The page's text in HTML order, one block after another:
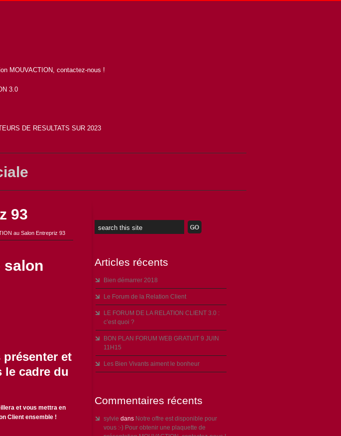
MOUVACTION, contactez-nous !
3.0
DE RESULTATS SUR 2023
93
au Salon Entrepriz 93
salon
présenter et
le cadre du
et vous mettra en
Client ensemble !
Articles récents
Bien démarrer 2018
Le Forum de la Relation Client
LE FORUM DE LA RELATION CLIENT 3.0 :
c’est quoi ?
BON PLAN FORUM WEB GRATUIT 9 JUIN
11H15
Les Bien Vivants aiment le bonheur
Commentaires récents
sylvie dans Notre offre est disponible pour
vous :-) Pour obtenir une plaquette de